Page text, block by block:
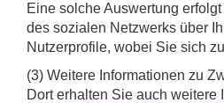
Eine solche Auswertung
des sozialen Netzwerks über
Nutzerprofile, wobei Sie sich
(3) Weitere Informationen zu
Dort erhalten Sie auch